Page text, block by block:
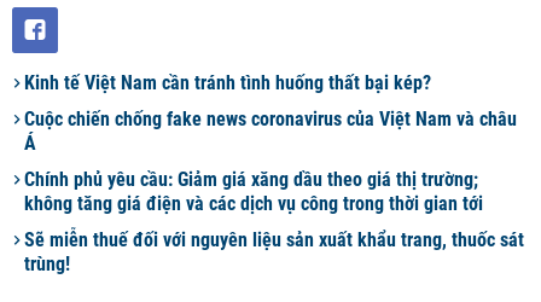
Kinh tế Việt Nam cần tránh tình huống thất bại kép?
Cuộc chiến chống fake news coronavirus của Việt Nam và châu
Á
Chính phủ yêu cầu: Giảm giá xăng dầu theo giá thị trường;
không tăng giá điện và các dịch vụ công trong thời gian tới
Sẽ miễn thuế đối với nguyên liệu sản xuất khẩu trang, thuốc sát
trùng!